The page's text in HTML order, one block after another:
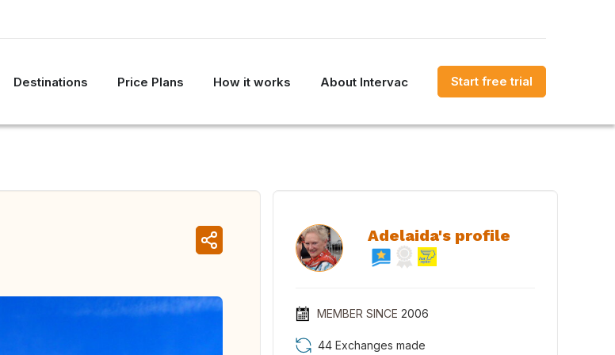
Destinations Price Plans How it works About Intervac Start free trial
Adelaida's profile
MEMBER SINCE 2006
44 Exchanges made